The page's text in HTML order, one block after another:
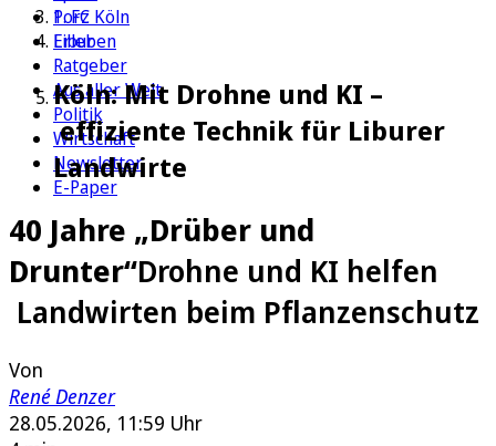
1. FC Köln
Erleben
Ratgeber
Aus aller Welt
Politik
Wirtschaft
Newsletter
E-Paper
Porz
Libur
Köln: Mit Drohne und KI –
effiziente Technik für Liburer
Landwirte
40 Jahre „Drüber und
Drunter“Drohne und KI helfen
Landwirten beim Pflanzenschutz
Von
René Denzer
28.05.2026, 11:59 Uhr